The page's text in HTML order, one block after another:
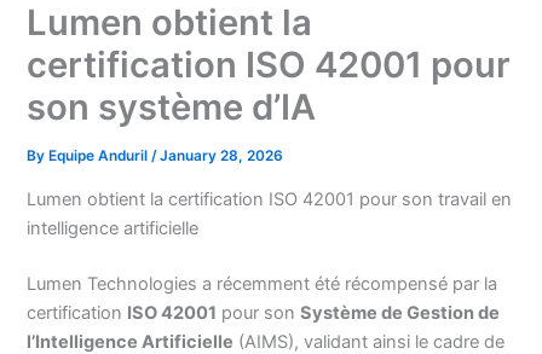
Lumen obtient la
certification ISO 42001 pour
son système d’IA
By Equipe Anduril/January 28, 2026
Lumen obtient la certification ISO 42001 pour son travail en
intelligence artificielle
Lumen Technologies a récemment été récompensé par la
certification ISO 42001 pour sonSystème de Gestion de
l’Intelligence Artificielle (AIMS), validant ainsi le cadre de